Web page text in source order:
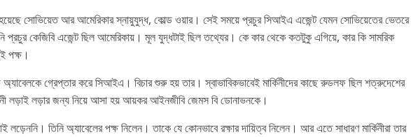
সোভিয়েত আর আমেরিকার স্নায়ুযুদ্ধ, কোল্ড ওয়ার। সেই সময়ে প্রচুর সিআইএ এজেন্ট যেমন সোভিয়েতের ভেতরে
কেজিবি এজেন্ট ছিল আমেরিকায়। মূল যুদ্ধটাই ছিল তথ্যের। কে কার থেকে কতটুকু এগিয়ে, কার কি সামরিক
পক্ষ।
গ্রেপ্তার করে সিআইএ। বিচার শুরু হয় তার। স্বাভাবিকভাবেই মার্কিনীদের কাছে রুডলফ ছিল শত্রুদেশের
লড়াই লড়ার জন্য নিয়ে আসা হয় আয়কর আইনজীবি জেমস বি ডোনাভনকে।
তিনি অ্যাবেলের পক্ষ নিলেন। তাকে যে কোনভাবে রক্ষার দায়িত্ব নিলেন। আর এতে সাধারণ মার্কিনীরা তার